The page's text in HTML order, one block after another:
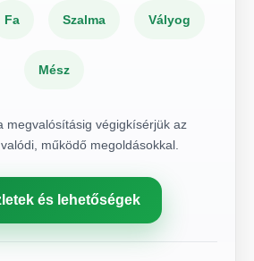
Fa Szalma Vályog
Mész
megvalósításig végigkísérjük az
működő megoldásokkal.
és lehetőségek